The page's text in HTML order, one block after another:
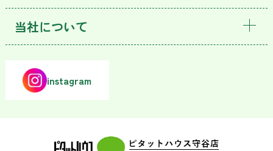
当社について
instagram